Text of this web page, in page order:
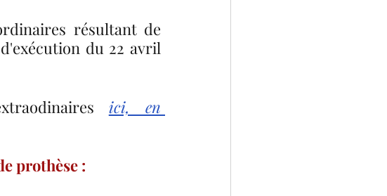
résultant de
du 22 avril
ici, en
prothèse :